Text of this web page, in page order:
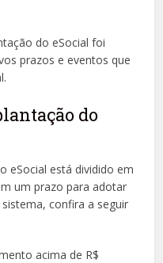
do eSocial foi
prazos e eventos que
do
eSocial está dividido em
um prazo para adotar
confira a seguir
acima de R$